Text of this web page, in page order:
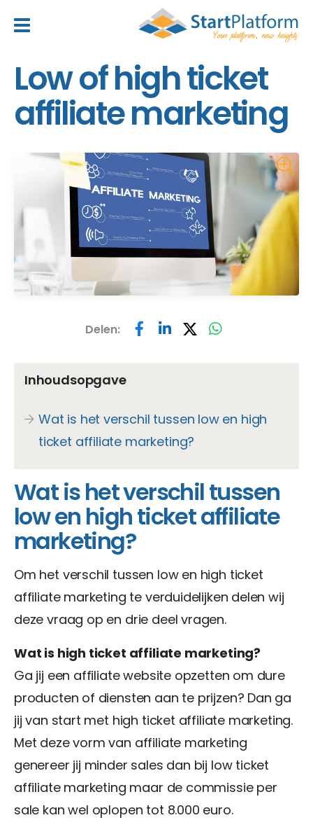
Low of high ticket
affiliate marketing
Delen:
Inhoudsopgave
Wat is het verschil tussen low en high
ticket affiliate marketing?
Wat is het verschil tussen
low en high ticket affiliate
marketing?
Om het verschil tussen low en high ticket
affiliate marketing te verduidelijken delen wij
deze vraag op en drie deel vragen.
Wat is high ticket affiliate marketing?
Ga jij een affiliate website opzetten om dure
producten of diensten aan te prijzen? Dan ga
jij van start met high ticket affiliate marketing.
Met deze vorm van affiliate marketing
genereer jij minder sales dan bij low ticket
affiliate marketing maar de commissie per
sale kan wel oplopen tot 8.000 euro.
header_toggle_navigation